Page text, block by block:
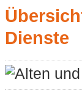
Dienste
Alten